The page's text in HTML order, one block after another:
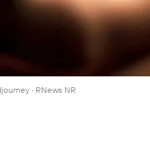
∙ RNews NR